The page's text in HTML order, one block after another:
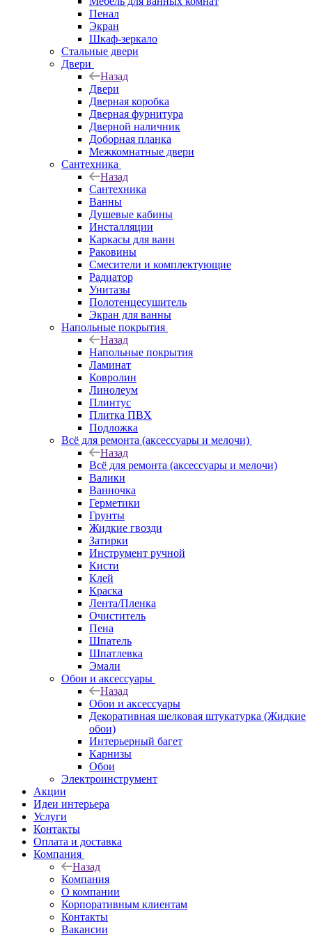
Пенал
Экран
Шкаф-зеркало
Стальные двери
Двери
Назад
Двери
Дверная коробка
Дверная фурнитура
Дверной наличник
Доборная планка
Межкомнатные двери
Сантехника
Назад
Сантехника
Ванны
Душевые кабины
Инсталляции
Каркасы для ванн
Раковины
Смесители и комплектующие
Радиатор
Унитазы
Полотенцесушитель
Экран для ванны
Напольные покрытия
Назад
Напольные покрытия
Ламинат
Ковролин
Линолеум
Плинтус
Плитка ПВХ
Подложка
Всё для ремонта (аксессуары и мелочи)
Назад
Всё для ремонта (аксессуары и мелочи)
Валики
Ванночка
Герметики
Грунты
Жидкие гвозди
Затирки
Инструмент ручной
Кисти
Клей
Краска
Лента/Пленка
Очиститель
Пена
Шпатель
Шпатлевка
Эмали
Обои и аксессуары
Назад
Обои и аксессуары
Декоративная шелковая штукатурка (Жидкие
обои)
Интерьерный багет
Карнизы
Обои
Электроинструмент
Акции
Идеи интерьера
Услуги
Контакты
Оплата и доставка
Компания
Назад
Компания
О компании
Корпоративным клиентам
Контакты
Вакансии